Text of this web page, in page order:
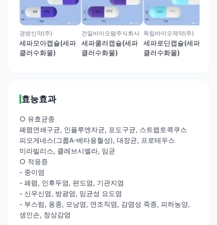
경방신약(주)
세파모아캡슐(세파
클러수화물)
건일바이오팜주식회사
세파쿨러캡슐(세파
클러수화물)
독립바이오제약(주)
세파로딘캡슐(세파
클러수화물)
효능효과
○ 유효균종
폐렴연쇄구균, 인플루엔자균, 포도구균, 스트렙토콕쿠스
피오게네스(그룹A-베타용혈성), 대장균, 프로테우스
미라빌리스, 클레브시엘라, 임균
○ 적응증
- 중이염
- 폐렴, 인후두염, 편도염, 기관지염
- 신우신염, 방광염, 임균성 요도염
- 부스럼, 옹종, 모낭염, 연조직염, 감염성 죽종, 피하농양,
생인손, 창상감염